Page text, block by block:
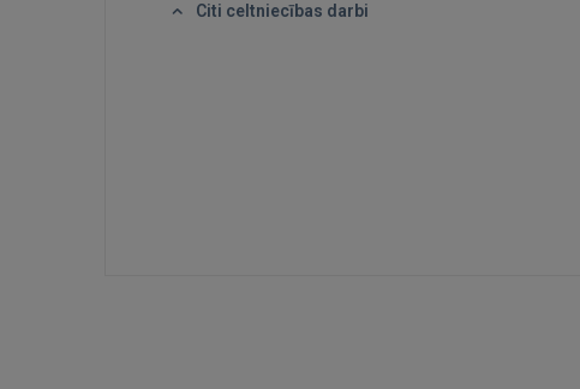
Citi celtniecības darbi